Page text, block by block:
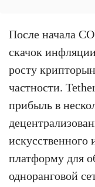
После начала
скачок
росту
частности.
прибыль в
искусственного
платформу для
одноранговой